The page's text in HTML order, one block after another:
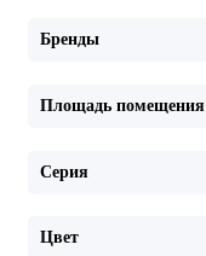
Бренды
Площадь помещения
Серия
Цвет